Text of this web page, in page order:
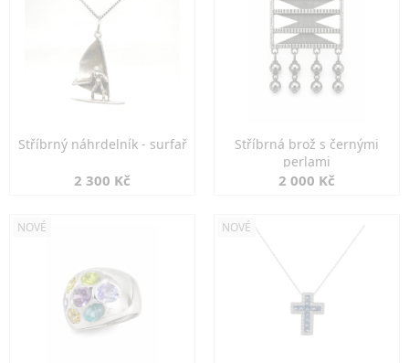
Stříbrný náhrdelník - surfař
2 300 Kč
Stříbrná brož s černými
perlami
2 000 Kč
NOVÉ NOVÉ